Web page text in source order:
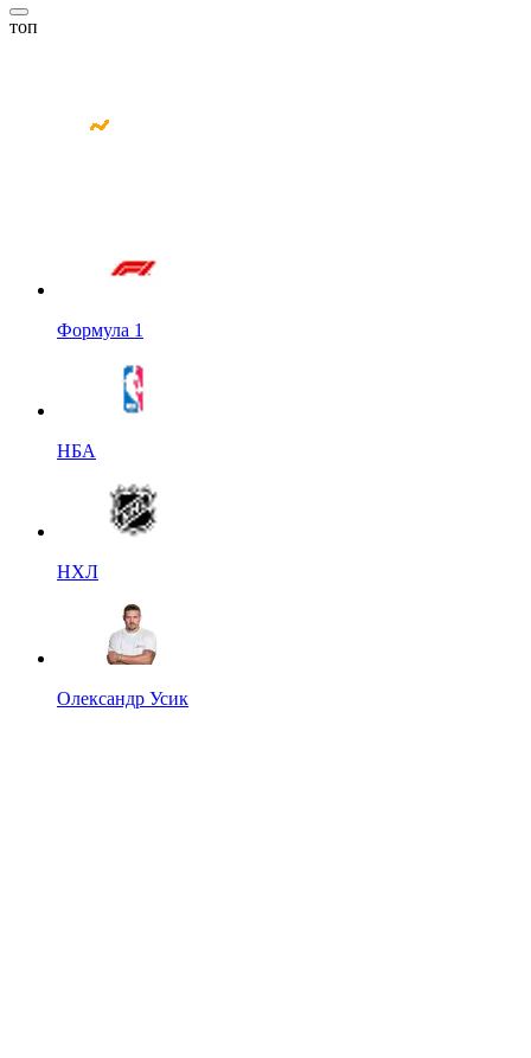
топ
Формула 1
НБА
НХЛ
Олександр Усик